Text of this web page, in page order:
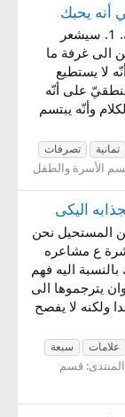
أنه يحبك
ثمانية تصرّفات قد يقوم بها الرجل إن أحبّك. 1. سيشعر
الى غرفة ما
لا يستطيع
على أنّه
وأنّه يبتسم
تمانية
تصرفات
الأسرة والطفل
اليكى
المستحيل نحن
ع مشاعره
اليه فهم
يترجموها الى
ولكنه لا يفصح
علامات
سبعة
المنتدى: قسم